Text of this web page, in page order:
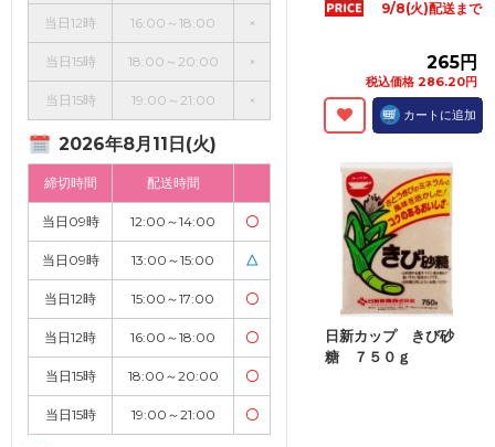
当日12時 16:00～18:00 ×
当日15時 18:00～20:00 ×
当日15時 19:00～21:00 ×
2026年8月11日(火)
締切時間 配送時間
当日09時 12:00～14:00 〇
当日09時 13:00～15:00 △
当日12時 15:00～17:00 〇
当日12時 16:00～18:00 〇
当日15時 18:00～20:00 〇
当日15時 19:00～21:00 〇
9/8(火)配送まで
265円
税込価格 286.20円
カートに追加
日新カップ きび砂
糖 ７５０ｇ